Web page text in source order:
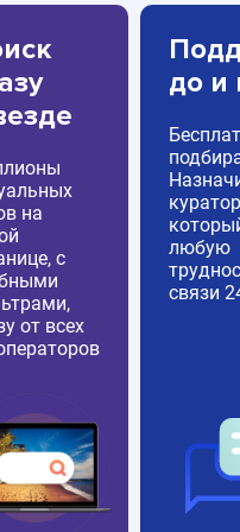
на
с
от всех
до и
любую
связи